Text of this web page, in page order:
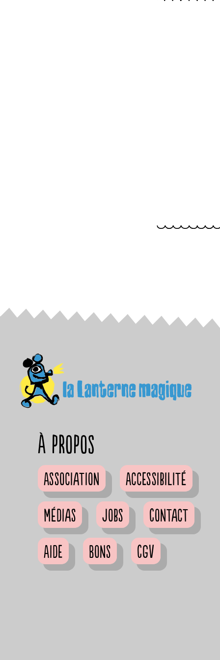
à propos
Association
Accessibilité
Médias
Jobs
Contact
Aide
Bons CGV